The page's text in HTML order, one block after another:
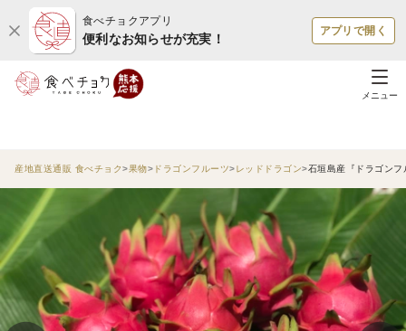
食べチョクアプリ
便利なお知らせが充実！
アプリで開く
メニュー
産地直送通販 食べチョク 果物 ドラゴンフルーツ レッドドラゴン 石垣島産『ドラゴン